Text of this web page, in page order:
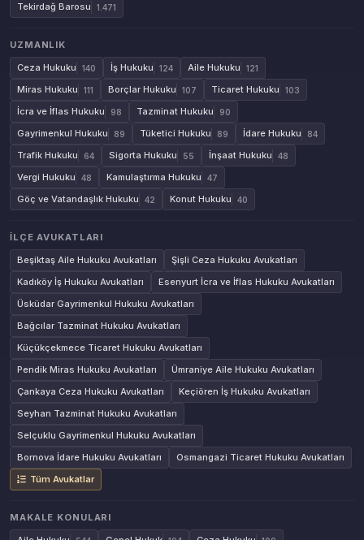
Tekirdağ Barosu 1.471
UZMANLIK
Ceza Hukuku
140 İş Hukuku 124 Aile Hukuku 121
Miras Hukuku 111 Borçlar Hukuku 107 Ticaret Hukuku 103
İcra ve İflas Hukuku 98 Tazminat Hukuku 90
Gayrimenkul Hukuku 89 Tüketici Hukuku 89 İdare Hukuku 84
Trafik Hukuku 64 Sigorta Hukuku 55 İnşaat Hukuku 48
Vergi Hukuku 48 Kamulaştırma Hukuku 47
Göç ve Vatandaşlık Hukuku 42 Konut Hukuku 40
İLÇE AVUKATLARI
Beşiktaş Aile Hukuku Avukatları
Şişli Ceza Hukuku Avukatları
Kadıköy İş Hukuku Avukatları
Esenyurt İcra ve İflas Hukuku Avukatları
Üsküdar Gayrimenkul Hukuku Avukatları
Bağcılar Tazminat Hukuku Avukatları
Küçükçekmece Ticaret Hukuku Avukatları
Pendik Miras Hukuku Avukatları
Ümraniye Aile Hukuku Avukatları
Çankaya Ceza Hukuku Avukatları
Keçiören İş Hukuku Avukatları
Seyhan Tazminat Hukuku Avukatları
Selçuklu Gayrimenkul Hukuku Avukatları
Bornova İdare Hukuku Avukatları
Osmangazi Ticaret Hukuku Avukatları
Tüm Avukatlar
MAKALE KONULARI